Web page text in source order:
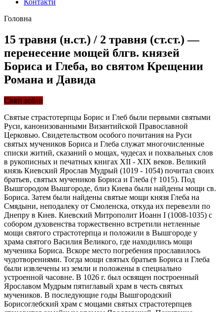
Контакти
Головна
15 травня (н.ст.) / 2 травня (ст.ст.) —
перенесение мощей блгв. князей
Бориса и Глеба, во святом Крещении
Романа и Давида
Святі воїни
Святые страстотерпцы Борис и Глеб были первыми святыми
Руси, канонизованными Византийской Православной
Церковью. Свидетельством особого почитания на Руси
святых мучеников Бориса и Глеба служат многочисленные
списки житий, сказаний о мощах, чудесах и похвальных слов
в рукописных и печатных книгах XII - XIX веков. Великий
князь Киевский Ярослав Мудрый (1019 - 1054) почитал своих
братьев, святых мучеников Бориса и Глеба († 1015). Под
Вышгородом Вышгороде, близ Киева были найдены мощи св.
Бориса. Затем были найдены святые мощи князя Глеба на
Смядыни, неподалеку от Смоленска, откуда их перевезли по
Днепру в Киев. Киевский Митрополит Иоанн I (1008-1035) с
собором духовенства торжественно встретили нетленные
мощи святого страстотерпца и положили в Вышгороде у
храма святого Василия Великого, где находились мощи
мученика Бориса. Вскоре место погребения прославилось
чудотворениями. Тогда мощи святых братьев Бориса и Глеба
были извлечены из земли и положены в специально
устроенной часовне. В 1026 г. был освящен построенный
Ярославом Мудрым пятиглавый храм в честь святых
мучеников. В последующие годы Вышгородский
Борисоглебский храм с мощами святых страстотерпцев